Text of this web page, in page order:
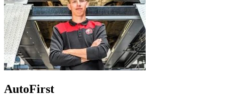
AutoFirst